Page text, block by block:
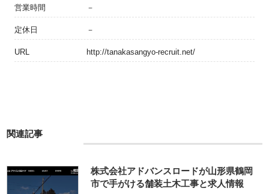
営業時間 －
定休日 －
URL http://tanakasangyo-recruit.net/
関連記事
株式会社アドバンスロードが山形県鶴岡
市で手がける舗装土木工事と求人情報